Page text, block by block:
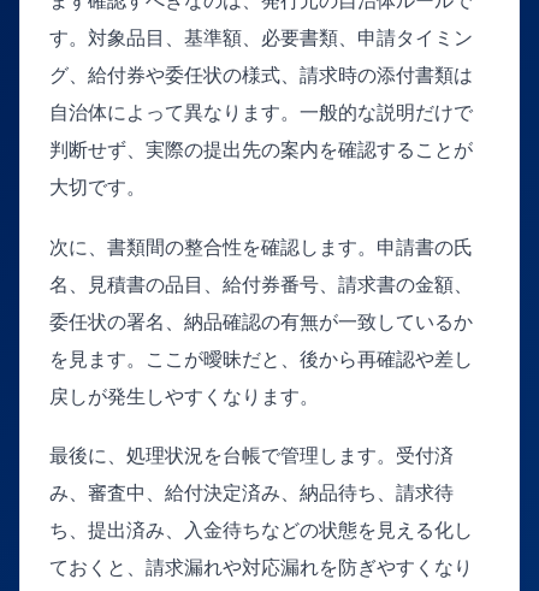
す。対象品目、基準額、必要書類、申請タイミン
グ、給付券や委任状の様式、請求時の添付書類は
自治体によって異なります。一般的な説明だけで
判断せず、実際の提出先の案内を確認することが
大切です。
次に、書類間の整合性を確認します。申請書の氏
名、見積書の品目、給付券番号、請求書の金額、
委任状の署名、納品確認の有無が一致しているか
を見ます。ここが曖昧だと、後から再確認や差し
戻しが発生しやすくなります。
最後に、処理状況を台帳で管理します。受付済
み、審査中、給付決定済み、納品待ち、請求待
ち、提出済み、入金待ちなどの状態を見える化し
ておくと、請求漏れや対応漏れを防ぎやすくなり